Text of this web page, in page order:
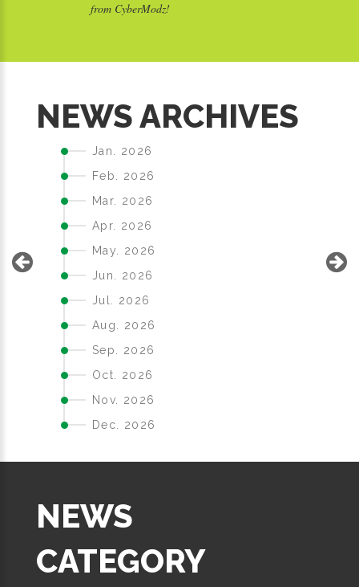
from CyberModz!
NEWS ARCHIVES
Jan. 2026
Feb. 2026
Mar. 2026
Apr. 2026
May. 2026
Jun. 2026
Jul. 2026
Aug. 2026
Sep. 2026
Oct. 2026
Nov. 2026
Dec. 2026
NEWS
CATEGORY